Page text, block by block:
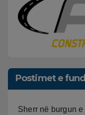
Postimet e
Sherr në burgun